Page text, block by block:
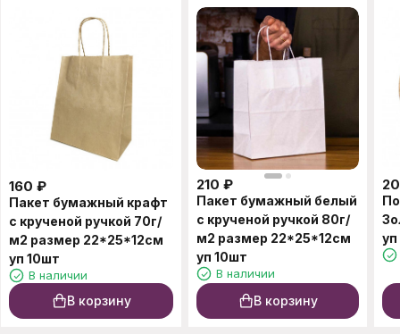
160 ₽
Пакет бумажный крафт
с крученой ручкой 70г/
м2 размер 22*25*12см
уп 10шт
В наличии
В корзину
210 ₽
Пакет бумажный белый
с крученой ручкой 80г/
м2 размер 22*25*12см
уп 10шт
В наличии
В корзину